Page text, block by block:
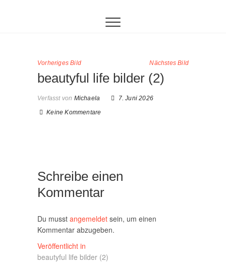
Vorheriges Bild Nächstes Bild
beautyful life bilder (2)
Verfasst von Michaela
7. Juni 2026
Keine Kommentare
Schreibe einen
Kommentar
Du musst angemeldet sein, um einen
Kommentar abzugeben.
Beitragsnavigation
Veröffentlicht in
beautyful life bilder (2)